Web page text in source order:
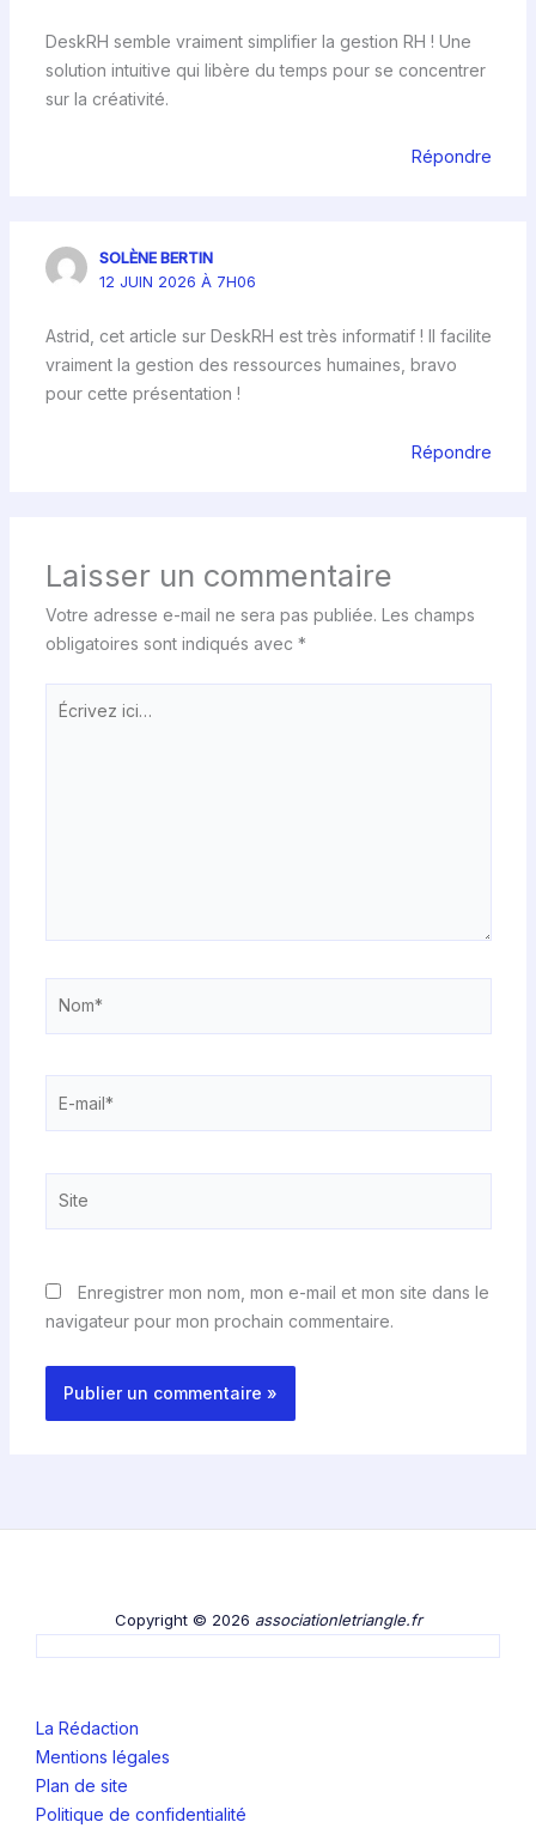
DeskRH semble vraiment simplifier la gestion RH ! Une
solution intuitive qui libère du temps pour se concentrer
sur la créativité.
Répondre
SOLÈNE BERTIN
12 JUIN 2026 À 7H06
Astrid, cet article sur DeskRH est très informatif ! Il facilite
vraiment la gestion des ressources humaines, bravo
pour cette présentation !
Répondre
Laisser un commentaire
Votre adresse e-mail ne sera pas publiée. Les champs
obligatoires sont indiqués avec *
Écrivez
mail*
Enregistrer mon nom, mon e-mail et mon site dans le
navigateur pour mon prochain commentaire.
Copyright © 2026 associationletriangle.fr
La Rédaction
Mentions légales
Plan de site
Politique de confidentialité